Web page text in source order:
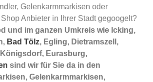
Gelenkarmmarkisen oder
Anbieter in Ihrer Stadt gegoogelt?
und im ganzen Umkreis wie Icking,
Bad Tölz, Egling, Dietramszell,
Eurasburg,
sind wir für Sie da in den
Gelenkarmmarkisen,